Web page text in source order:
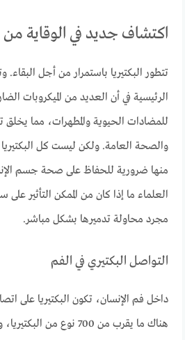
اكتشاف جديد في الوقاية من
تتطور البكتيريا باستمرار من أجل البقاء.
الرئيسية في أن العديد من الميكروبات
للمضادات الحيوية والمطهرات، مما
والصحة العامة. ولكن ليست كل
منها ضرورية للحفاظ على صحة جسم
العلماء ما إذا كان من الممكن التأثير على
مجرد محاولة تدميرها بشكل مباشر.
التواصل البكتيري في الفم
داخل فم الإنسان، تكون البكتيريا على
هناك ما يقرب من 700 نوع من